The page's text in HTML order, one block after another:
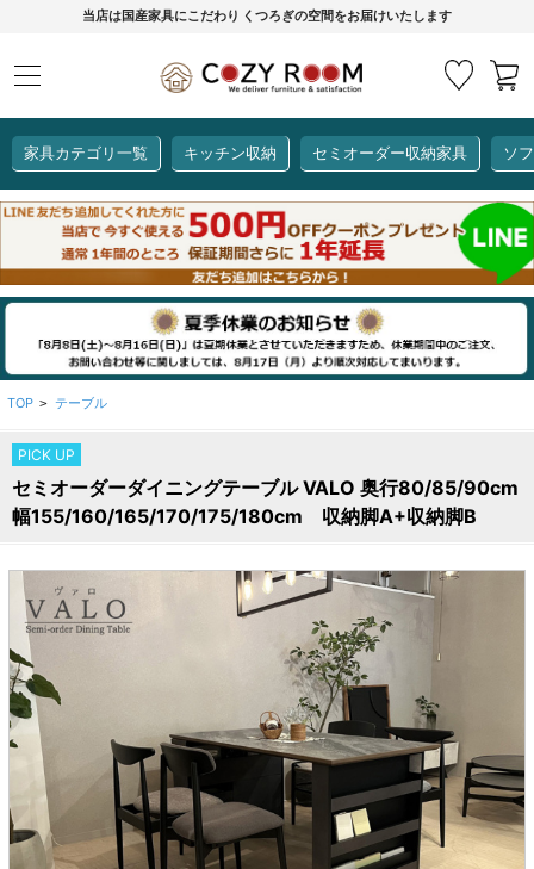
当店は国産家具にこだわり くつろぎの空間をお届けいたします
家具カテゴリ一覧 キッチン収納 セミオーダー収納家具 ソ
キッチン収納
レンジ台・レンジラック
生活感を隠せるレンジ台
大型レンジ収納可能
オープンタイプ
ダストボックス収納可能
幅60cm
ロータイプレンジ台
ハイタイプレンジ台
キッチンボード（食器棚・カップボード）
食器棚
キッチンカウンター
特徴で選ぶ
対面キッチンカウンター
バタフライキッチンカウンター
カウンター下ラック
【LASCO】引戸式カウンター下ラッ
ク
セミオーダー収納家具
【CUBO】&【LASCO】レンジ台
【FLEXY】3方向オーダー家具
【LASCO】カウンター下収納
【LASCO】ワードローブ
【LASCO】スリムラック
【VALO】ダイニングテーブル
【BOOKER】ブックシェルフ
【Pittaly】耐震上置きラック
【Idea】デスク
【PORTIER】&【LASCO】シューズ
ボックス
【Wickei】チェスト
【Carina】アコーディオンドア
ソファー
大きさで選ぶ
2人掛けソファー
2.5人掛けソファー
3人掛けソファー
L型ソファー
シェーズロングソファ
ー
素材で選ぶ
ファブリックソファー
本革ソファー
オプション品
オットマン
シリーズで選ぶ
【Nike】カウチソファー
【SUOLA】カウチソファー
【Curt】ウッドフレームソファー
【AIKA】ハイバックソファ
【Chene】ウッドフレームソファー
【Cruse】ウッドフレームソファー
【RAMON】ウッドアームソファ
【Grace】ウッドフレームソファー
リビング家具
【Pittaly】耐震上置き
ラック・シェルフ
下駄箱・シューズボッ
クス
サニタリー収納ラック
デスク・デスクワゴン
タワー tower（山崎実
掃除機収納
引き戸式カウンター下
ラック
扉式カウンター下ラッ
ク
テレビ台
ローボード
ハイタイプ
壁面タイプ
釣竿・釣り具収納
ゴルフクラブ収納
CDラック・DVDラック
キャンプギア収納
書斎・子供部屋
個室型デスク
本棚・スライド書棚
学習デスク・子供部屋
ダイニングセット
【VALO】セミオーダーダイニングテーブル
こたつテーブル
こたつ布団
カーインテリア
車のサイズで選ぶ
【ワイド幅】リアシートテーブル
COZY ROOMオリジナル
全て見る
ここでしか買えない！COZY ROOMオリジナル家具
生活感を隠してスッキリ収納
レンジ台【CUBO】
狭いキッチンのお悩み解決
【COOKING ASSISTANT】
ディスプレイ鍋収納【Pots】
個室型デスク【COZYROOM】
おしゃれなのに機能性抜群
掃除機収納【Cleany】
万が一の地震対策
突っ張りラック【Pittaly】
TOP > テーブル
PICK UP
セミオーダーダイニングテーブル VALO 奥行80/85/90cm
幅155/160/165/170/175/180cm 収納脚A+収納脚B